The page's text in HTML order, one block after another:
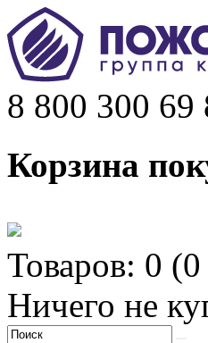
8 800 300 69
Корзина
Товаров: 0
Ничего не